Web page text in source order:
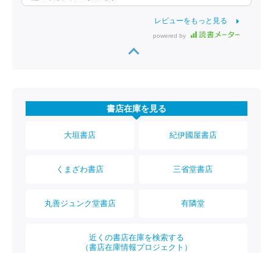
レビューをもっと見る
powered by
書店在庫を見る
大垣書店 紀伊國屋書店
くまざわ書店 三省堂書店
丸善ジュンク堂書店 有隣堂
近くの書店在庫を検索する
（書店在庫情報プロジェクト）